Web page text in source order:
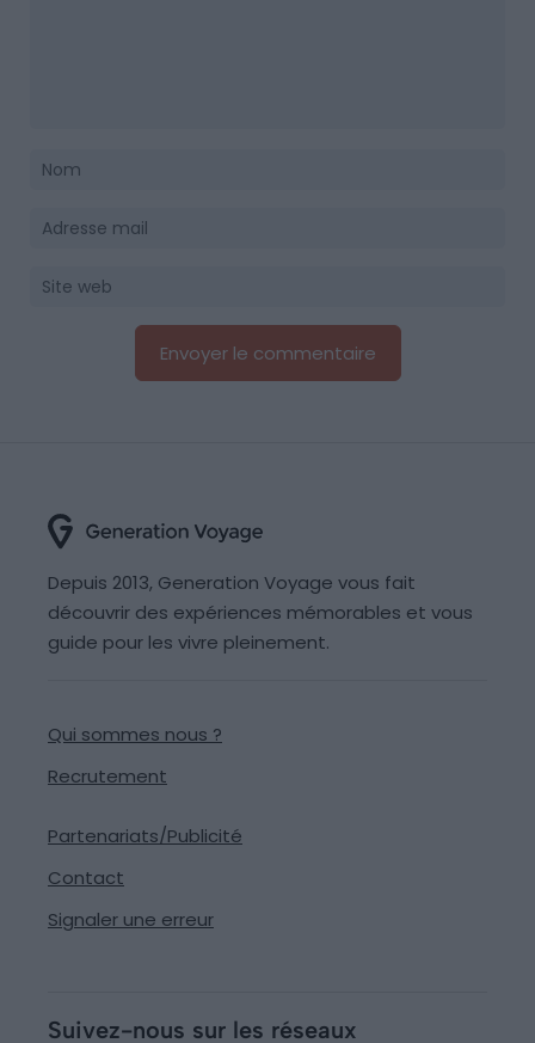
Depuis 2013, Generation Voyage vous fait
découvrir des expériences mémorables et vous
guide pour les vivre pleinement.
Qui sommes nous ?
Recrutement
Partenariats/Publicité
Contact
Signaler une erreur
Suivez-nous sur les réseaux